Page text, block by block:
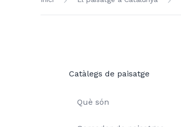
Catàlegs de paisatge
Què són